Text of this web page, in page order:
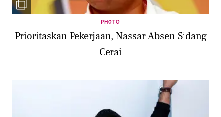
PHOTO
Prioritaskan Pekerjaan, Nassar Absen Sidang
Cerai